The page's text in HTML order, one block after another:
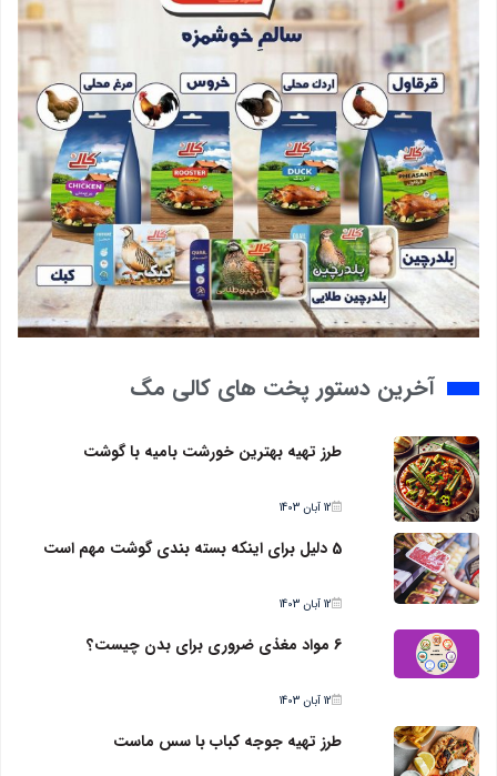
آخرین دستور پخت های کالی مگ
طرز تهیه بهترین خورشت بامیه با گوشت
12 آبان 1403
5 دلیل برای اینکه بسته بندی گوشت مهم است
12 آبان 1403
6 مواد مغذی ضروری برای بدن چیست؟
12 آبان 1403
طرز تهیه جوجه کباب با سس ماست